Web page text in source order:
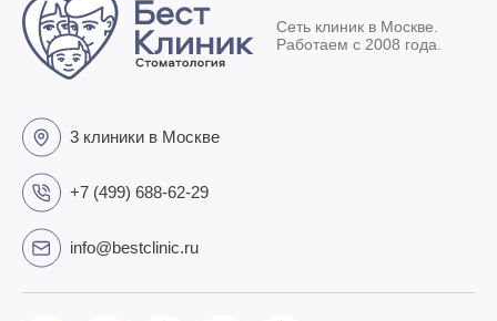
Сеть клиник в Москве.
Работаем с 2008 года.
3 клиники в Москве
+7 (499) 688-62-29
info@bestclinic.ru